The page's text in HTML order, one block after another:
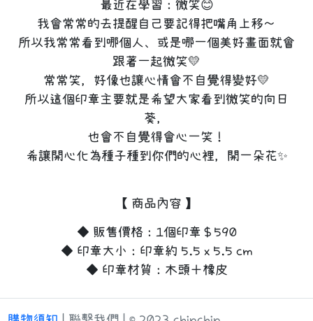
最近在學習：微笑😊
我會常常的去提醒自己要記得把嘴角上移～
所以我常常看到哪個人、或是哪一個美好畫面就會
跟著一起微笑💛
常常笑，好像也讓心情會不自覺得變好💛
所以這個印章主要就是希望大家看到微笑的向日
葵，
也會不自覺得會心一笑！
希讓開心化為種子種到你們的心裡，開一朵花✨
【 商品內容 】
◆ 販售價格：1個印章＄590
◆ 印章大小：印章約 5.5 x 5.5 cm
◆ 印章材質：木頭＋橡皮